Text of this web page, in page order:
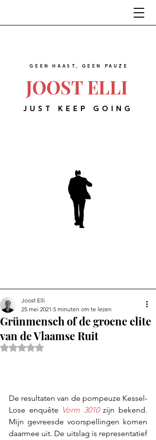
JOOST ELLI
GEEN HAAST, GEEN PAUZE
JUST KEEP GOING
Grünmensch of de groene elite
van de Vlaamse Ruit
Joost Elli
25 mei 2021 5 minuten om te lezen
Beoordeeld met NaN uit 5 sterren.
De resultaten van de pompeuze Kessel-
Lose enquête Vorm 3010 zijn bekend.
Mijn gevreesde voorspellingen komen
daarmee uit. De uitslag is representatief